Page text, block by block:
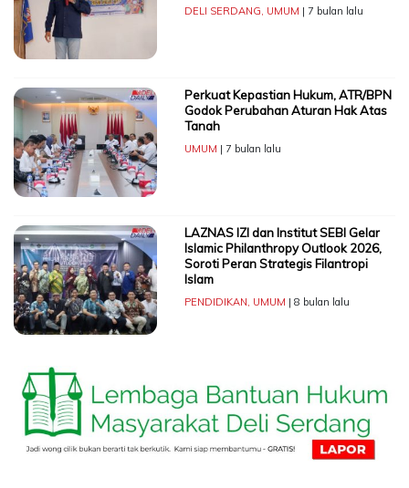
DELI SERDANG, UMUM | 7 bulan lalu
Perkuat Kepastian Hukum, ATR/BPN
Godok Perubahan Aturan Hak Atas
Tanah
UMUM | 7 bulan lalu
LAZNAS IZI dan Institut SEBI Gelar
Islamic Philanthropy Outlook 2026,
Soroti Peran Strategis Filantropi
Islam
PENDIDIKAN, UMUM | 8 bulan lalu